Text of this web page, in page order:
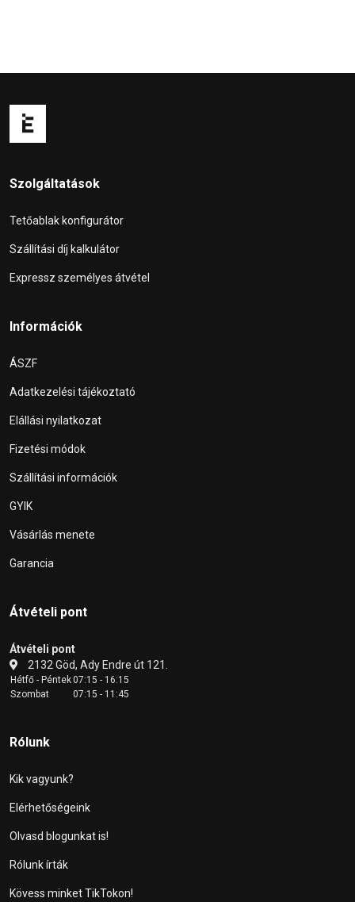
Szolgáltatások
Tetőablak konfigurátor
Szállítási díj kalkulátor
Expressz személyes átvétel
Információk
ÁSZF
Adatkezelési tájékoztató
Elállási nyilatkozat
Fizetési módok
Szállítási információk
GYIK
Vásárlás menete
Garancia
Átvételi pont
Átvételi pont
2132 Göd, Ady Endre út 121.
Hétfő - Péntek07:15 - 16:15
Szombat
07:15 - 11:45
Rólunk
Kik vagyunk?
Elérhetőségeink
Olvasd blogunkat is!
Rólunk írták
Kövess minket TikTokon!